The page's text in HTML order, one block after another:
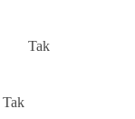
Tak
Tak